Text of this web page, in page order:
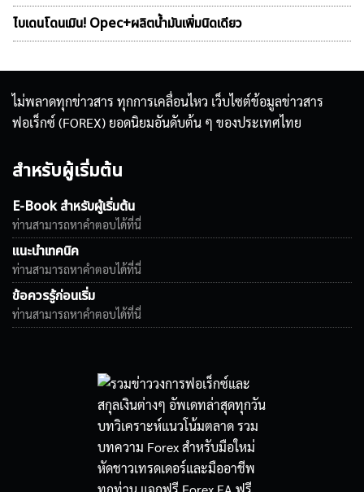
ไบเดนโดนเมิน! Opec+ผลิตน้ำมันเพิ่มนิดเดียว
ไม่พลาดทุกข่าวสาร ทุกการเคลื่อนไหว เว็บไซต์ข้อมูลข่าวสาร
ฟอเร็กซ์ (FOREX) ยอดนิยมอันดับต้น ๆ ของประเทศไทย
สำหรับผู้เริ่มต้น
E-Book สำหรับผู้เริ่มต้น
ท่านสามารถหาคำตอบได้ที่นี่
แนะนำเทคนิค
ท่านสามารถหาคำตอบได้ที่นี่
ข้อควรรู้ก่อนเริ่ม
ท่านสามารถหาคำตอบได้ที่นี่